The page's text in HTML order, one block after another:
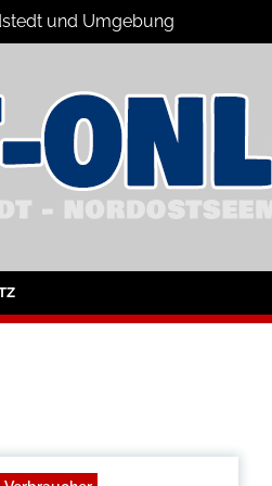
und Umgebung